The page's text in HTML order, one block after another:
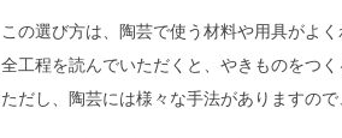
この選び方は、陶芸で使う材料や用具がよ
全工程を読んでいただくと、やきものをつ
ただし、陶芸には様々な手法がありますの